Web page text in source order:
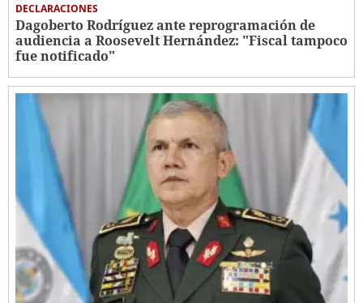
DECLARACIONES
Dagoberto Rodríguez ante reprogramación de
audiencia a Roosevelt Hernández: "Fiscal tampoco
fue notificado"